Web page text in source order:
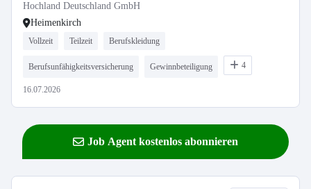
Hochland Deutschland GmbH
Heimenkirch
Vollzeit Teilzeit Berufskleidung
Berufsunfähigkeitsversicherung Gewinnbeteiligung 4
16.07.2026
Job Agent kostenlos abonnieren